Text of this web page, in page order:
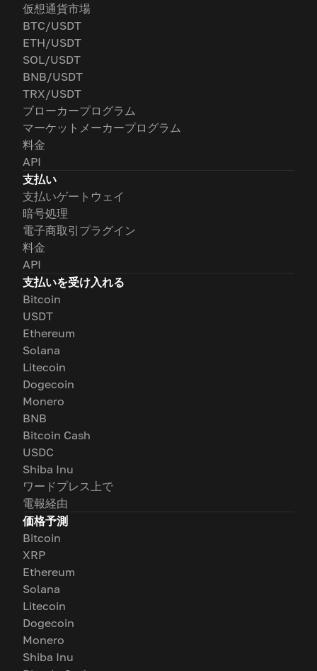
仮想通貨市場
BTC/USDT
ETH/USDT
SOL/USDT
BNB/USDT
TRX/USDT
ブローカープログラム
マーケットメーカープログラム
料金
API
支払い
支払いゲートウェイ
暗号処理
電子商取引プラグイン
料金
API
支払いを受け入れる
Bitcoin
USDT
Ethereum
Solana
Litecoin
Dogecoin
Monero
BNB
Bitcoin Cash
USDC
Shiba Inu
ワードプレス上で
電報経由
価格予測
Bitcoin
XRP
Ethereum
Solana
Litecoin
Dogecoin
Monero
Shiba Inu